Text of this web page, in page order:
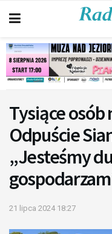
Tysiące
Odpuście
„Jesteśmy
21 lipca 2024 18:27